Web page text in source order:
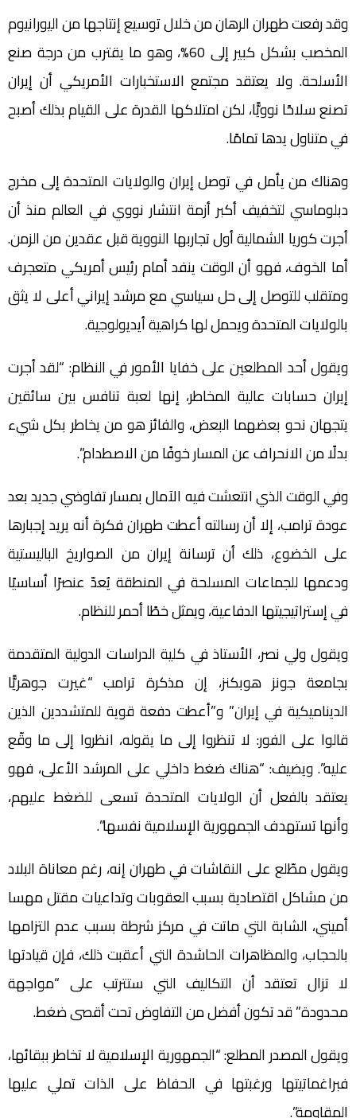
وقد رفعت طهران الرهان من خلال توسيع إنتاجها من اليورانيوم
المخصب بشكل كبير إلى 60%، وهو ما يقترب من درجة صنع
الأسلحة. ولا يعتقد مجتمع الاستخبارات الأمريكي أن إيران
تصنع سلاحًا نوويًّا، لكن امتلاكها القدرة على القيام بذلك أصبح
في متناول يدها تمامًا.
وهناك من يأمل في توصل إيران والولايات المتحدة إلى مخرج
دبلوماسي لتخفيف أكبر أزمة انتشار نووي في العالم منذ أن
أجرت كوريا الشمالية أول تجاربها النووية قبل عقدين من الزمن.
أما الخوف، فهو أن الوقت ينفد أمام رئيس أمريكي متعجرف
ومتقلب للتوصل إلى حل سياسي مع مرشد إيراني أعلى لا يثق
بالولايات المتحدة ويحمل لها كراهية أيديولوجية.
ويقول أحد المطلعين على خفايا الأمور في النظام: “لقد أجرت
إيران حسابات عالية المخاطر، إنها لعبة تنافس بين سائقين
يتجهان نحو بعضهما البعض، والفائز هو من يخاطر بكل شيء
بدلًا من الانحراف عن المسار خوفًا من الاصطدام”.
وفي الوقت الذي انتعشت فيه الآمال بمسار تفاوضي جديد بعد
عودة ترامب، إلا أن رسالته أعطت طهران فكرة أنه يريد إجبارها
على الخضوع، ذلك أن ترسانة إيران من الصواريخ الباليستية
ودعمها للجماعات المسلحة في المنطقة يُعدّ عنصرًا أساسيًا
في إستراتيجيتها الدفاعية، ويمثل خطًا أحمر للنظام.
ويقول ولي نصر، الأستاذ في كلية الدراسات الدولية المتقدمة
بجامعة جونز هوبكنز، إن مذكرة ترامب “غيرت جوهريًّا
الديناميكية في إيران” و”أعطت دفعة قوية للمتشددين الذين
قالوا على الفور: لا تنظروا إلى ما يقوله، انظروا إلى ما وقّع
عليه”. ويضيف: “هناك ضغط داخلي على المرشد الأعلى، فهو
يعتقد بالفعل أن الولايات المتحدة تسعى للضغط عليهم،
وأنها تستهدف الجمهورية الإسلامية نفسها”.
ويقول مطّلع على النقاشات في طهران إنه، رغم معاناة البلاد
من مشاكل اقتصادية بسبب العقوبات وتداعيات مقتل مهسا
أميني، الشابة التي ماتت في مركز شرطة بسبب عدم التزامها
بالحجاب، والمظاهرات الحاشدة التي أعقبت ذلك، فإن قيادتها
لا تزال تعتقد أن التكاليف التي ستترتب على “مواجهة
محدودة” قد تكون أفضل من التفاوض تحت أقصى ضغط.
ويقول المصدر المطلع: “الجمهورية الإسلامية لا تخاطر ببقائها،
فبراغماتيتها ورغبتها في الحفاظ على الذات تملي عليها
المقاومة”.